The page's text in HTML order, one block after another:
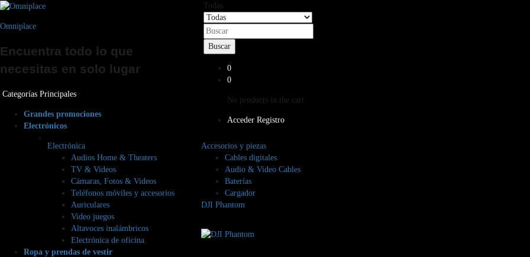
Omniplace
Encuentra todo lo que
necesitas en solo lugar
Categorías Principales
Grandes promociones
Electrónicos
Electrónica
Audios Home & Theaters
TV & Videos
Cámaras, Fotos & Videos
Teléfonos móviles y accesorios
Auriculares
Video juegos
Altavoces inalámbricos
Electrónica de oficina
Accesorios y piezas
Cables digitales
Audio & Video Cables
Baterías
Cargador
DJI Phantom
Ropa y prendas de vestir
Todas
Buscar
0
0
No products in the cart.
Acceder Registro